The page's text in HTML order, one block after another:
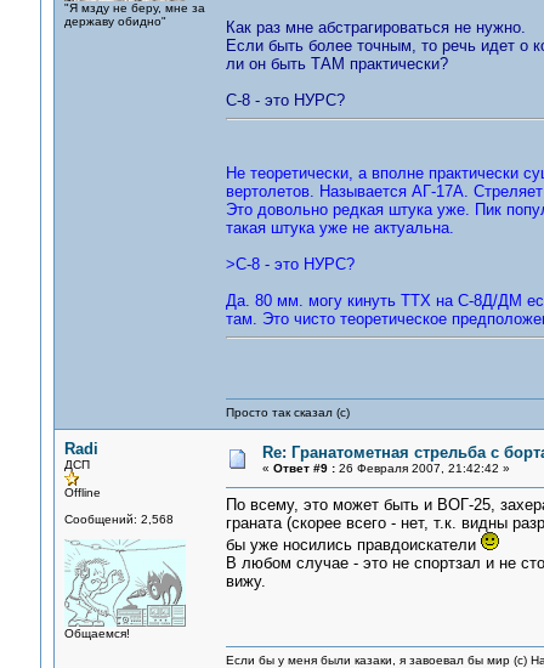
"Я мзду не беру, мне за
державу обидно"
Как раз мне абстрагироваться не нужно.
Если быть более точным, то речь идет о
ли он быть ТАМ практически?
С-8 - это НУРС?
Не теоретически, а вполне практически
вертолетов. Называется АГ-17А.
Это довольно редкая штука уже. Пик
такая штука уже не актуальна.
>С-8 - это НУРС?
Да. 80 мм. могу кинуть ТТХ на С-8Д/ДМ
там. Это чисто теоретическое
Просто так сказал (с)
Radi
ДСП
Offline
Сообщений: 2,568
Общаемся!
Re: Гранатометная стрельба с
« Ответ #9 :26 Февраля 2007, 21:42:42 »
По всему, это может быть и ВОГ-25,
граната (скорее всего - нет, т.к. видны
бы уже носились правдоискатели
В любом случае - это не спортзал и не
вижу.
Если бы у меня были казаки, я завоевал бы мир (с)